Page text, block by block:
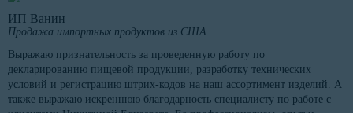
ИП Ванин
Продажа импортных продуктов из США
Выражаю признательность за проведенную работу по
декларированию пищевой продукции, разработку технических
условий и регистрацию штрих-кодов на наш ассортимент изделий. А
также выражаю искреннюю благодарность специалисту по работе с